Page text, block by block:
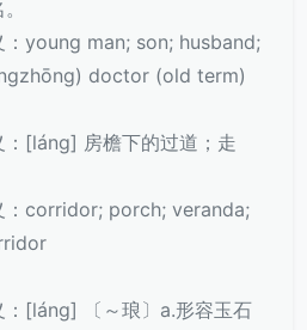
：young man; son; husband;
doctor (old term)
：[láng] 房檐下的过道；走
：corridor; porch; veranda;
：[láng] 〔～琅〕a.形容玉石